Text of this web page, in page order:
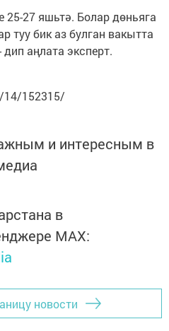
25-27 яшьтә. Болар дөньяга
туу бик аз булган вакытта
аңлата эксперт.
152315/
и интересным в
в
MАХ:
новости